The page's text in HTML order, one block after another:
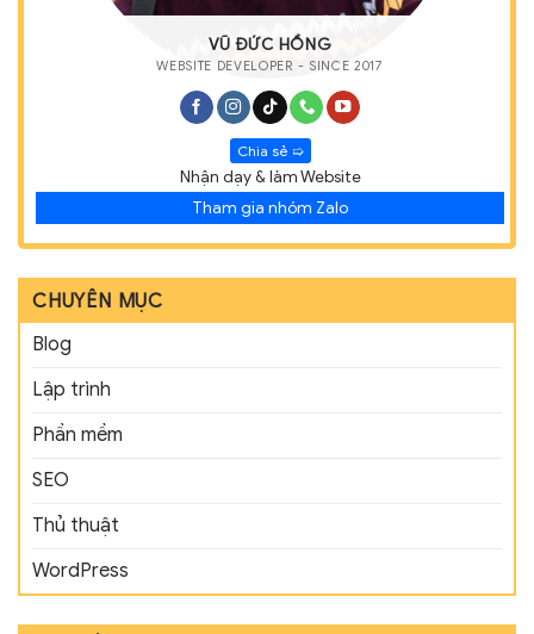
VŨ ĐỨC HỒNG
WEBSITE DEVELOPER - SINCE 2017
Chia sẻ ➯
Nhận dạy & làm Website
Tham gia nhóm Zalo
CHUYÊN MỤC
Blog
Lập trình
Phần mềm
SEO
Thủ thuật
WordPress